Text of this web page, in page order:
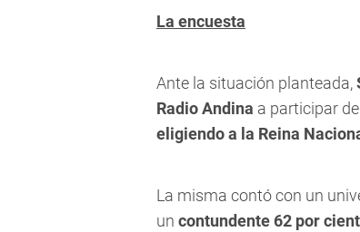
La encuesta
Ante la situación planteada,
Radio Andina a participar
eligiendo a la Reina
La misma contó con un
un contundente 62 por